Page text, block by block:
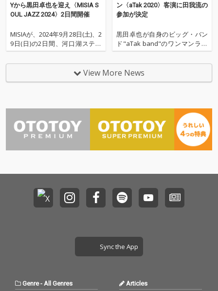
Yから黒田卓也を迎え〈MISIA S
OUL JAZZ 2024〉2日間開催
MISIAが、2024年9月28日(土)、2
9日(日)の2日間、河口湖ステラ
シアターにて〈MISIA SOUL JAZ
Z 2024〉を開催した。河口湖ス
テラシアターは半円形ですり鉢
状の客席空間が印象的な山梨県
ン〈aTak 2020〉客演に田我流の
参加が決定
黒田卓也が自身のビッグ・バン
ド"aTak band"のワンマンライ
ヴとして年末恒例のイベント
〈aTak 2020〉を12月28日(月)に
開催する。 今回客演に今年10月
にB.I.G.JOEとのコラボシング
View More News
Sync the App
Genre-All Genres Articles